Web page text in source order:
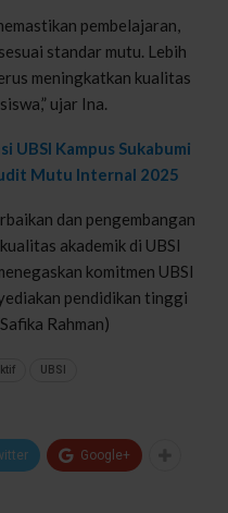
pembelajaran,
standar mutu. Lebih
meningkatkan kualitas
ujar Ina.
UBSI Kampus Sukabumi
Mutu Internal 2025
dan pengembangan
akademik di UBSI
komitmen UBSI
pendidikan tinggi
Rahman)
UBSI
Google+